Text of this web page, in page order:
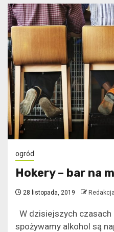
ogród
Hokery – bar na
28 listopada, 2019 Redakcja
W dzisiejszych
spożywamy alkohol są